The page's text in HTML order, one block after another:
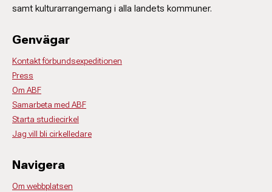
samt kulturarrangemang i alla landets kommuner.
Genvägar
Kontakt förbundsexpeditionen
Press
Om ABF
Samarbeta med ABF
Starta studiecirkel
Jag vill bli cirkelledare
Navigera
Om webbplatsen